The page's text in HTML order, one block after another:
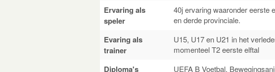
Ervaring als
speler
40j ervaring waaronder eerste
en derde provinciale.
Evaring als
trainer
U15, U17 en U21 in het
momenteel T2 eerste elftal
Diploma's
UEFA B Voetbal,